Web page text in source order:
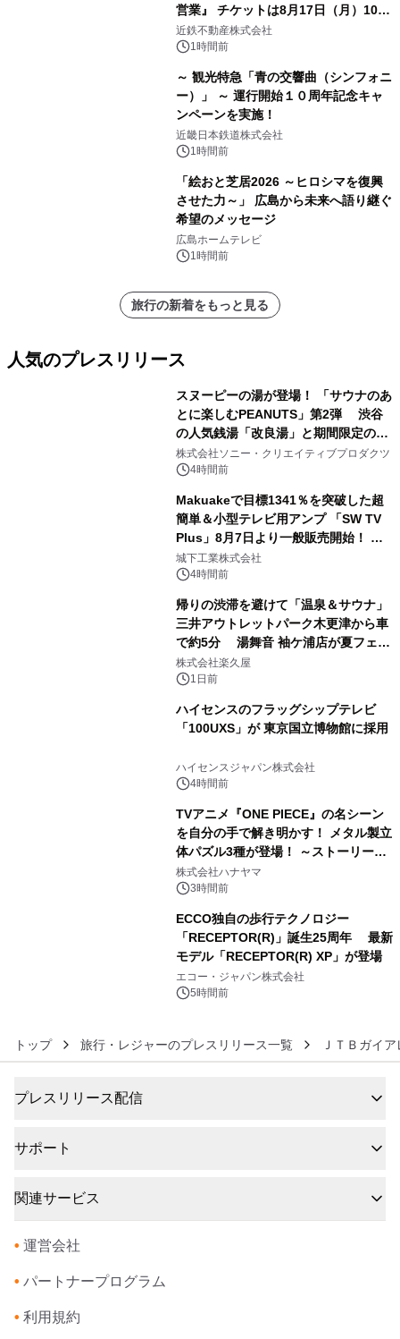
営業』 チケットは8月17日（月）10時
00分から販売開始！
近鉄不動産株式会社
1時間前
～ 観光特急「青の交響曲（シンフォニ
ー）」 ～ 運行開始１０周年記念キャ
ンペーンを実施！
近畿日本鉄道株式会社
1時間前
「絵おと芝居2026 ～ヒロシマを復興
させた力～」 広島から未来へ語り継ぐ
希望のメッセージ
広島ホームテレビ
1時間前
旅行の新着をもっと見る
人気のプレスリリース
スヌーピーの湯が登場！ 「サウナのあ
とに楽しむPEANUTS」第2弾 渋谷
の人気銭湯「改良湯」と期間限定のコ
ラボレーション サウナイキタイコラ
ボグッズも発売決定！
株式会社ソニー・クリエイティブプロダクツ
4時間前
Makuakeで目標1341％を突破した超
簡単＆小型テレビ用アンプ 「SW TV
Plus」8月7日より一般販売開始！ ケ
ーブル1本つなぐだけ、テレビの音が
ぐっと豊かに
城下工業株式会社
4時間前
帰りの渋滞を避けて「温泉＆サウナ」
三井アウトレットパーク木更津から車
で約5分 湯舞音 袖ケ浦店が夏フェア
メニューを提供
株式会社楽久屋
1日前
ハイセンスのフラッグシップテレビ
「100UXS」が 東京国立博物館に採用
ハイセンスジャパン株式会社
4時間前
TVアニメ『ONE PIECE』の名シーン
を自分の手で解き明かす！ メタル製立
体パズル3種が登場！ ～ストーリーと
ギミックが融合した 大人の体験型パズ
ルが8月7日(金)12時より先行予約受付
株式会社ハナヤマ
3時間前
ECCO独自の歩行テクノロジー
「RECEPTOR(R)」誕生25周年 最新
モデル「RECEPTOR(R) XP」が登場
エコー・ジャパン株式会社
5時間前
トップ 旅行・レジャーのプレスリリース一覧 ＪＴＢガイ
プレスリリース配信
サポート
関連サービス
• 運営会社
• パートナープログラム
• 利用規約